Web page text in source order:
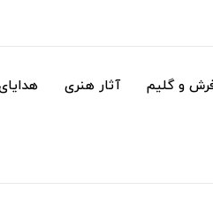
و گلیم آثار هنری